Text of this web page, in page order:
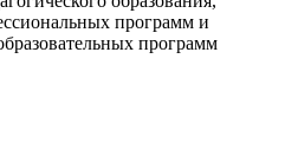
программ и
программ